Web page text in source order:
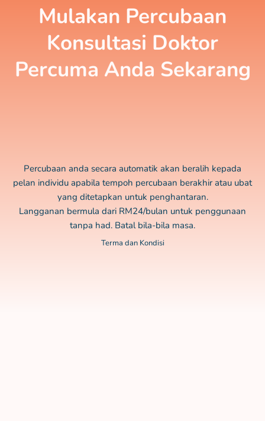
Mulakan Percubaan
Konsultasi Doktor
Percuma Anda Sekarang
Percubaan anda secara automatik akan beralih kepada
pelan individu apabila tempoh percubaan berakhir atau ubat
yang ditetapkan untuk penghantaran.
Langganan bermula dari RM24/bulan untuk penggunaan
tanpa had. Batal bila-bila masa.
Terma dan Kondisi